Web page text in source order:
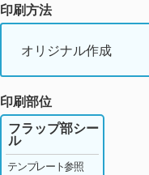
印刷方法
オリジナル作成
印刷部位
フラップ部シー
ル
テンプレート参照